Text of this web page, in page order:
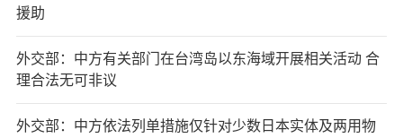
援助
外交部：中方有关部门在台湾岛以东海域开展相关活动 合
理合法无可非议
外交部：中方依法列单措施仅针对少数日本实体及两用物